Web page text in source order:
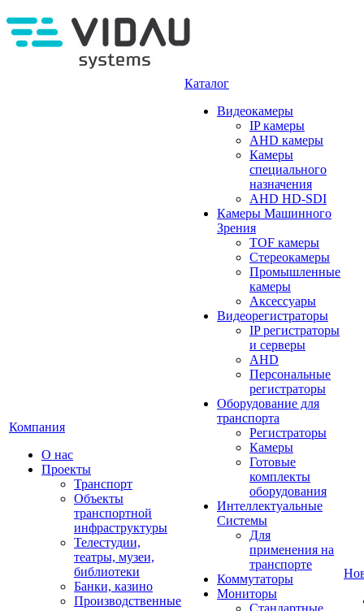
Компания
О нас
Проекты
Транспорт
Объекты
транспортной
инфраструктуры
Телестудии,
театры, музеи,
библиотеки
Банки, казино
Производственные
Каталог
Видеокамеры
IP камеры
AHD камеры
Камеры
специального
назначения
AHD HD-SDI
Камеры Машинного
Зрения
TOF камеры
Стереокамеры
Промышленные
камеры
Аксессуары
Видеорегистраторы
IP регистраторы
и серверы
AHD
Персональные
регистраторы
Оборудование для
транспорта
Регистраторы
Камеры
Готовые
комплекты
оборудования
Интеллектуальные
Системы
Для
применения на
транспорте
Коммутаторы
Мониторы
Стандартные